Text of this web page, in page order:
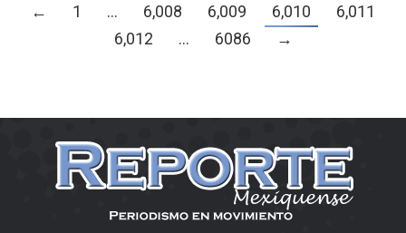
← 1 … 6,008 6,009 6,010
6,011
6,012
… 6086 →